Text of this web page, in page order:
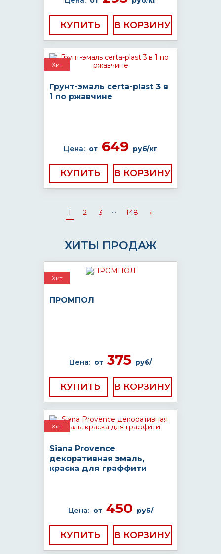
КУПИТЬ
Хит
Грунт-эмаль certa-plast 3 в
1 по ржавчине
Цена: от649 руб/кг
КУПИТЬ
1 2 3 ... 148 »
ХИТЫ ПРОДАЖ
Хит
ПРОМПОЛ
Цена: от 375 руб/
КУПИТЬ
Хит
Siana Provence
декоративная эмаль,
краска для граффити
Цена: от450 руб/
КУПИТЬ